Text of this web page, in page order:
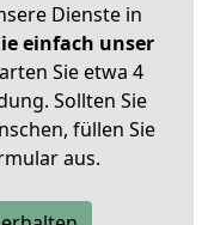
Dienste in
einfach unser
Sie etwa 4
Sollten Sie
füllen Sie
aus.